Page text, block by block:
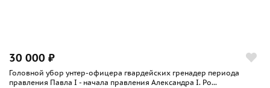
30 000 ₽
Головной убор унтер-офицера гвардейских гренадер периода
правления Павла I - начала правления Александра I. Ро...